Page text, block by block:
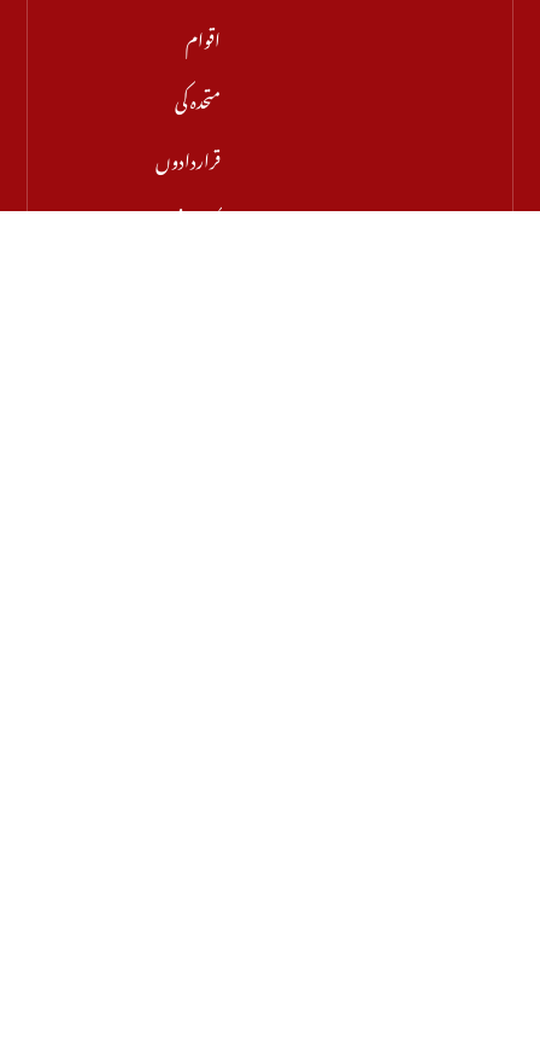
اقوام
متحدہ کی
قراردادوں
کی قانونی